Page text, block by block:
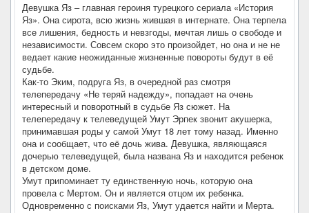
Девушка Яз – главная героиня турецкого сериала «История
Яз». Она сирота, всю жизнь жившая в интернате. Она терпела
все лишения, бедность и невзгоды, мечтая лишь о свободе и
независимости. Совсем скоро это произойдет, но она и не не
ведает какие неожиданные жизненные повороты будут в её
судьбе.
Как-то Эким, подруга Яз, в очередной раз смотря
телепередачу «Не теряй надежду», попадает на очень
интересный и поворотный в судьбе Яз сюжет. На
телепередачу к телеведущей Умут Эрпек звонит акушерка,
принимавшая роды у самой Умут 18 лет тому назад. Именно
она и сообщает, что её дочь жива. Девушка, являющаяся
дочерью телеведущей, была названа Яз и находится ребенок
в детском доме.
Умут припоминает ту единственную ночь, которую она
провела с Мертом. Он и является отцом их ребенка.
Одновременно с поисками Яз, Умут удается найти и Мерта.